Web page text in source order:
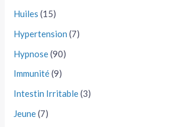
Huiles (15)
Hypertension (7)
Hypnose(90)
Immunité(9)
Intestin Irritable(3)
Jeune(7)